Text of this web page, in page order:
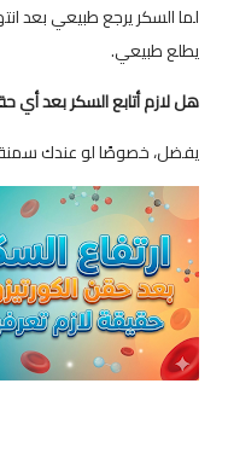
يطلع طبيعي.
هل لازم أتابع السكر بعد أي
يفضل، خصوصًا لو عندك سمنة